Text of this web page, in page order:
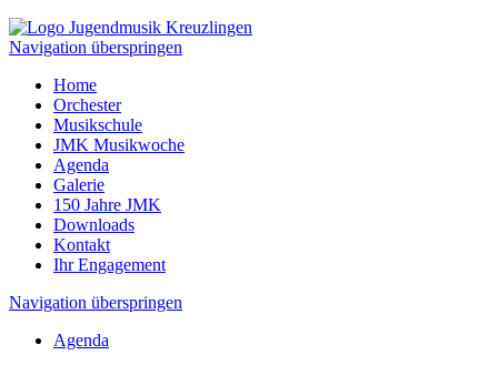
Navigation überspringen
Home
Orchester
Musikschule
JMK Musikwoche
Agenda
Galerie
150 Jahre JMK
Downloads
Kontakt
Ihr Engagement
Navigation überspringen
Agenda